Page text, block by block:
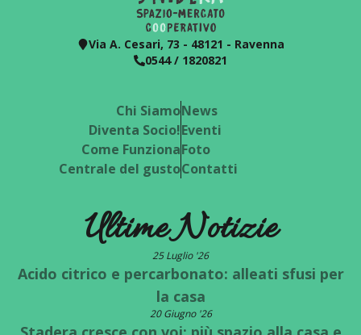
Via A. Cesari, 73 - 48121 - Ravenna
0544 / 1820821
Chi Siamo
Diventa Socio!
Come Funziona
Centrale del gusto
News
Eventi
Foto
Contatti
Ultime Notizie
25 Luglio '26
Acido citrico e percarbonato: alleati sfusi per
la casa
20 Giugno '26